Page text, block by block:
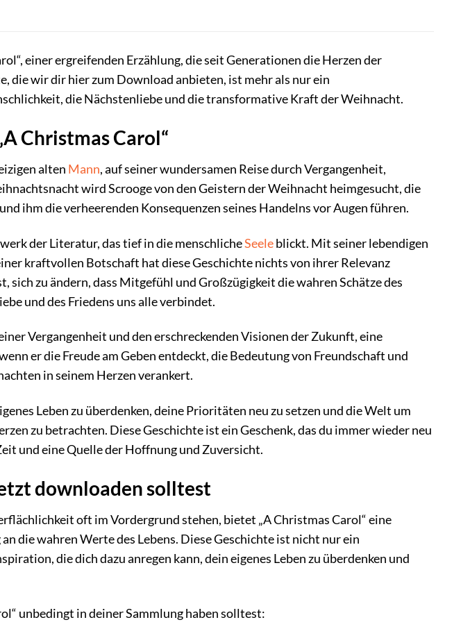
einer ergreifenden Erzählung, die seit Generationen die Herzen der
die wir dir hier zum Download anbieten, ist mehr als nur ein
die Nächstenliebe und die transformative Kraft der Weihnacht.
Christmas Carol“
alten Mann, auf seiner wundersamen Reise durch Vergangenheit,
wird Scrooge von den Geistern der Weihnacht heimgesucht, die
ihm die verheerenden Konsequenzen seines Handelns vor Augen führen.
der Literatur, das tief in die menschlicheSeeleblickt. Mit seiner lebendigen
kraftvollen Botschaft hat diese Geschichte nichts von ihrer Relevanz
sich zu ändern, dass Mitgefühl und Großzügigkeit die wahren Schätze des
und des Friedens uns alle verbindet.
Vergangenheit und den erschreckenden Visionen der Zukunft, eine
er die Freude am Geben entdeckt, die Bedeutung von Freundschaft und
in seinem Herzen verankert.
Leben zu überdenken, deine Prioritäten neu zu setzen und die Welt um
zu betrachten. Diese Geschichte ist ein Geschenk, das du immer wieder neu
und eine Quelle der Hoffnung und Zuversicht.
downloaden solltest
oft im Vordergrund stehen, bietet „A Christmas Carol“ eine
die wahren Werte des Lebens. Diese Geschichte ist nicht nur ein
die dich dazu anregen kann, dein eigenes Leben zu überdenken und
unbedingt in deiner Sammlung haben solltest: